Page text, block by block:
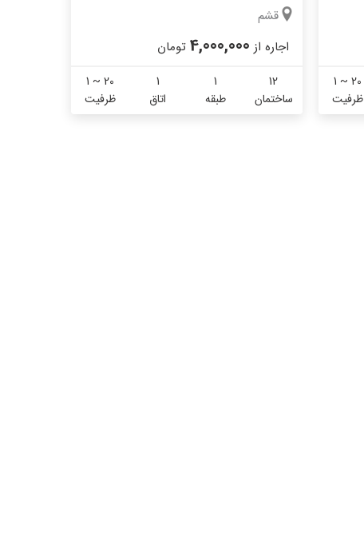
1 ~ 20
ظرفیت
قشم
اجاره از 4,000,000 تومان
12
ساختمان
1
طبقه
1
اتاق
1 ~ 20
ظرفیت